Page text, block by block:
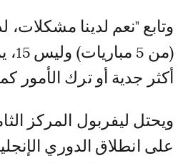
(من
أكثر جدية أو ترك الأمور
على انطلاق الدوري